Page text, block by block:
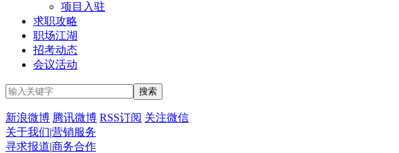
项目入驻
求职攻略
职场江湖
招考动态
会议活动
新浪微博 腾讯微博 RSS订阅 关注微信
关于我们|营销服务
寻求报道|商务合作